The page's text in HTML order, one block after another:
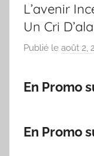
L’avenir
Un Cri
Publié le août 2,
En Promo
En Promo